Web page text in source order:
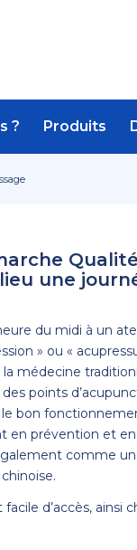
? Produits
une
du midi à un
» ou «
médecine
points
le bon
en prévention et
comme
d’accès, ainsi